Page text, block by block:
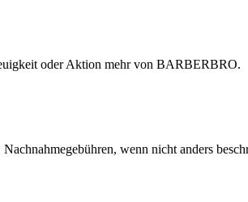
oder Aktion mehr von BARBERBRO.
wenn nicht anders